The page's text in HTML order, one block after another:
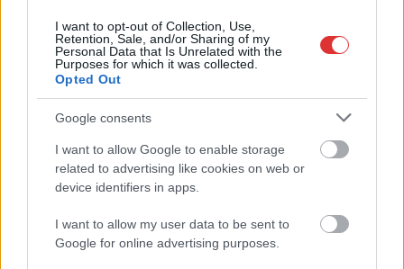
I want to opt-out of Collection, Use,
Retention, Sale, and/or Sharing of my
Personal Data that Is Unrelated with the
Purposes for which it was collected.
Opted Out
Google consents
I want to allow Google to enable storage
related to advertising like cookies on web or
device identifiers in apps.
I want to allow my user data to be sent to
Google for online advertising purposes.
ezen kívül a
kormánypárti sajtó
által megszellőztetett
támaszkodik hivatalos
„sajtóhírekre”, a honvédség azonban a független média
kérdéseire semmilyen megerősítést, vagy választ nem adott.
Nincs köztük tény, kizárólag feltételezés.
TOVÁBB OLVASOM